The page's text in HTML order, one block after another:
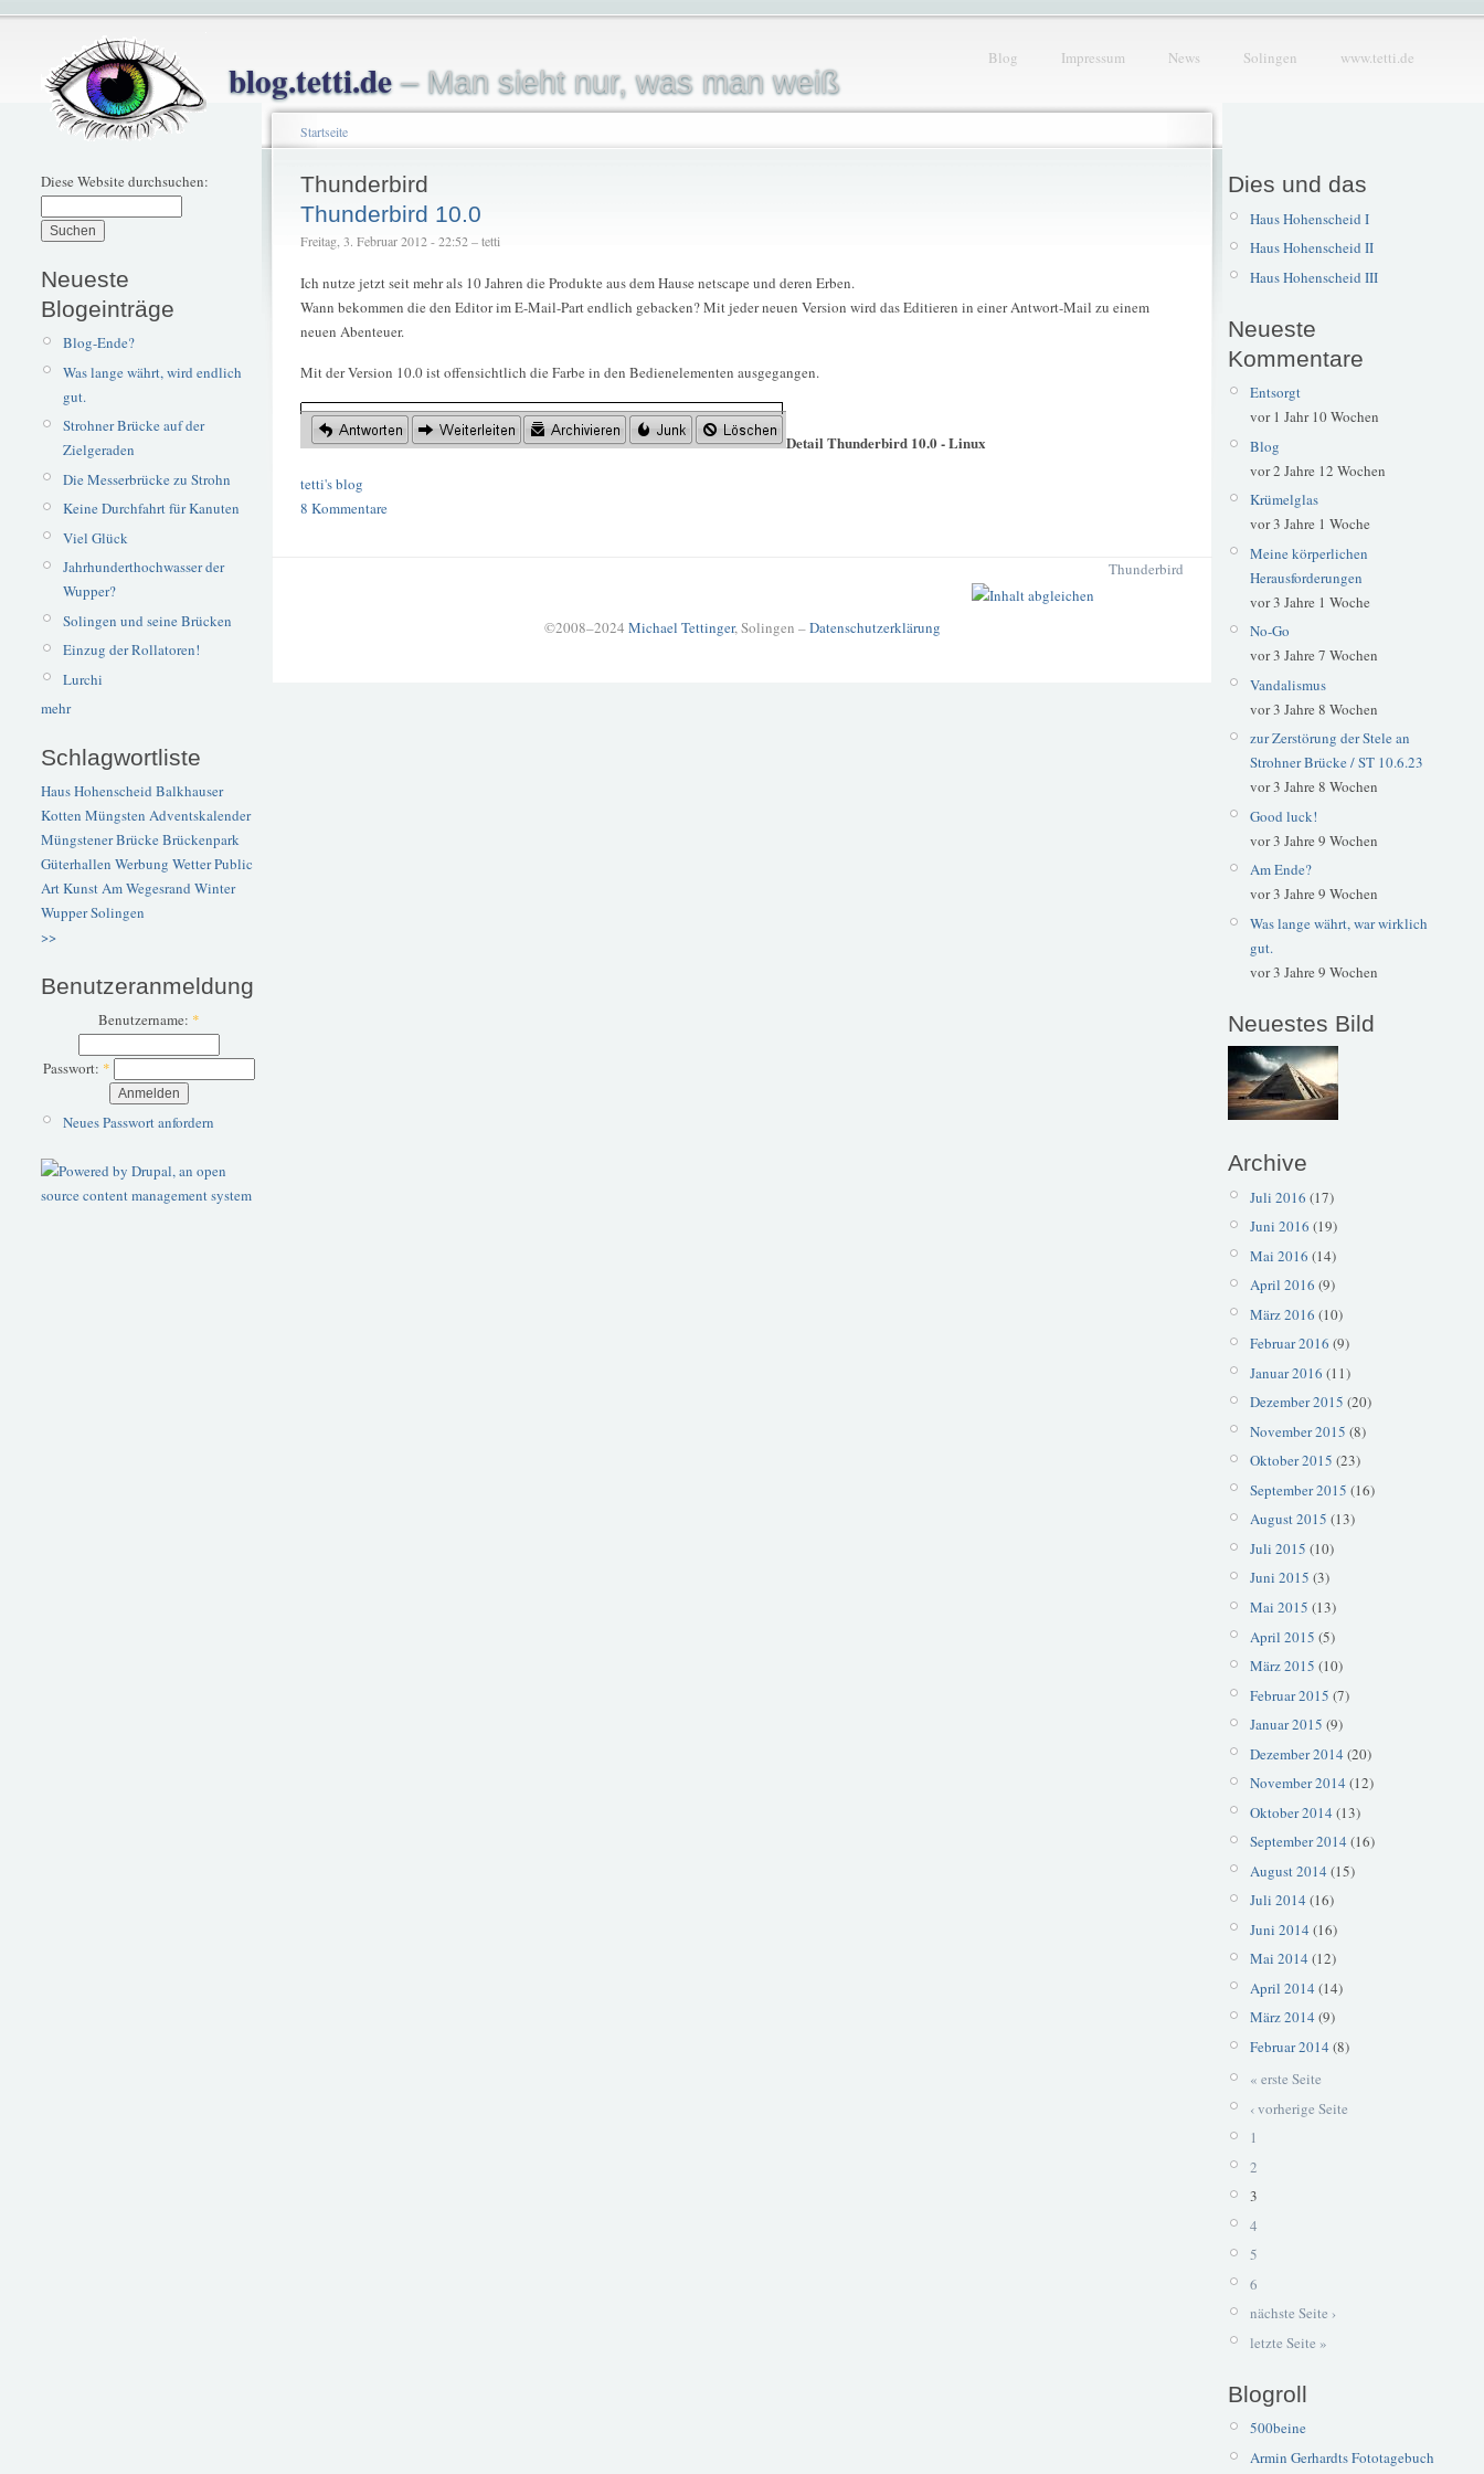
blog.tetti.de– Man sieht nur, was man weiß
Blog Impressum News Solingen www.tetti.de
Diese Website durchsuchen:
Neueste
Blogeinträge
Blog-Ende?
Was lange währt, wird endlich
gut.
Strohner Brücke auf der
Zielgeraden
Die Messerbrücke zu Strohn
Keine Durchfahrt für Kanuten
Viel Glück
Jahrhunderthochwasser der
Wupper?
Solingen und seine Brücken
Einzug der Rollatoren!
Lurchi
mehr
Schlagwortliste
Haus Hohenscheid Balkhauser
Kotten Müngsten Adventskalender
Müngstener BrückeBrückenpark
Güterhallen Werbung WetterPublic
ArtKunstAm Wegesrand Winter
WupperSolingen
>>
Benutzeranmeldung
Benutzername: *
Passwort: *
Neues Passwort anfordern
Startseite
Thunderbird
Thunderbird 10.0
Freitag, 3. Februar 2012 - 22:52 – tetti
Ich nutze jetzt seit mehr als 10 Jahren die Produkte aus dem Hause netscape und deren Erben.
Wann bekommen die den Editor im E-Mail-Part endlich gebacken? Mit jeder neuen Version wird das Editieren in einer Antwort-Mail zu einem
neuen Abenteuer.
Mit der Version 10.0 ist offensichtlich die Farbe in den Bedienelementen ausgegangen.
Detail Thunderbird 10.0 - Linux
tetti's blog
8 Kommentare
Thunderbird
©2008–2024 Michael Tettinger, Solingen –Datenschutzerklärung
Dies und das
Haus Hohenscheid I
Haus Hohenscheid II
Haus Hohenscheid III
Neueste
Kommentare
Entsorgt
vor 1 Jahr 10 Wochen
Blog
vor 2 Jahre 12 Wochen
Krümelglas
vor 3 Jahre 1 Woche
Meine körperlichen
Herausforderungen
vor 3 Jahre 1 Woche
No-Go
vor 3 Jahre 7 Wochen
Vandalismus
vor 3 Jahre 8 Wochen
zur Zerstörung der Stele an
Strohner Brücke / ST 10.6.23
vor 3 Jahre 8 Wochen
Good luck!
vor 3 Jahre 9 Wochen
Am Ende?
vor 3 Jahre 9 Wochen
Was lange währt, war wirklich
gut.
vor 3 Jahre 9 Wochen
Neuestes Bild
Archive
Juli 2016 (17)
Juni 2016 (19)
Mai 2016 (14)
April 2016 (9)
März 2016 (10)
Februar 2016 (9)
Januar 2016 (11)
Dezember 2015 (20)
November 2015 (8)
Oktober 2015 (23)
September 2015 (16)
August 2015 (13)
Juli 2015 (10)
Juni 2015 (3)
Mai 2015 (13)
April 2015 (5)
März 2015 (10)
Februar 2015 (7)
Januar 2015 (9)
Dezember 2014 (20)
November 2014 (12)
Oktober 2014 (13)
September 2014 (16)
August 2014 (15)
Juli 2014 (16)
Juni 2014 (16)
Mai 2014 (12)
April 2014 (14)
März 2014 (9)
Februar 2014 (8)
« erste Seite
‹ vorherige Seite
1
2
3
4
5
6
nächste Seite ›
letzte Seite »
Blogroll
500beine
Armin Gerhardts Fototagebuch